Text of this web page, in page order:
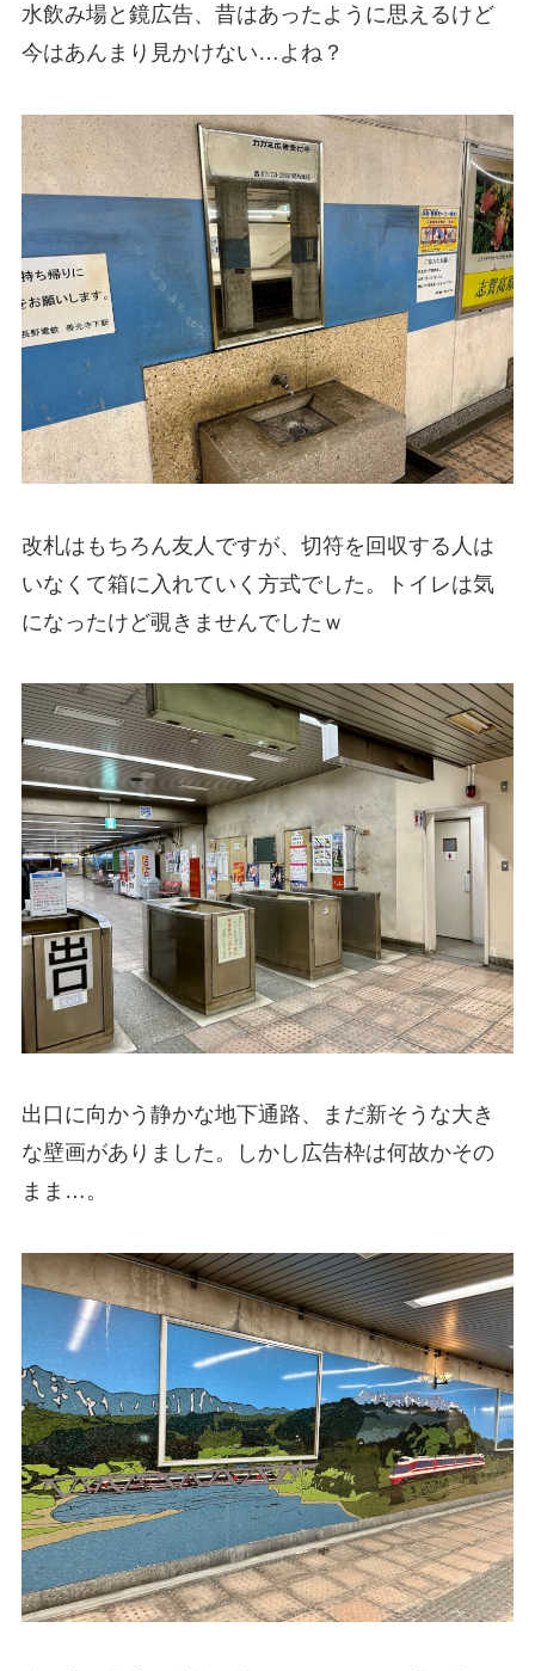
水飲み場と鏡広告、昔はあったように思えるけど
今はあんまり見かけない…よね？
改札はもちろん友人ですが、切符を回収する人は
いなくて箱に入れていく方式でした。トイレは気
になったけど覗きませんでしたｗ
出口に向かう静かな地下通路、まだ新そうな大き
な壁画がありました。しかし広告枠は何故かその
まま…。